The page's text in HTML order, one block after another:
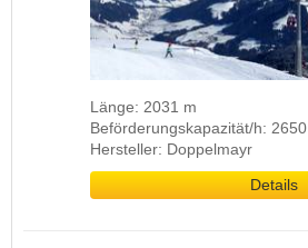
Länge: 2031 m
Beförderungskapazität/h: 2650
Hersteller: Doppelmayr
Details